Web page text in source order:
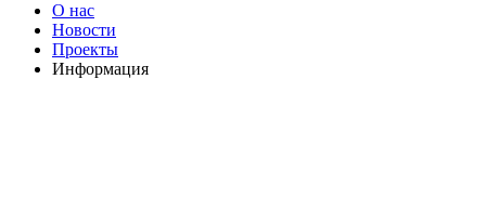
О нас
Новости
Проекты
Информация